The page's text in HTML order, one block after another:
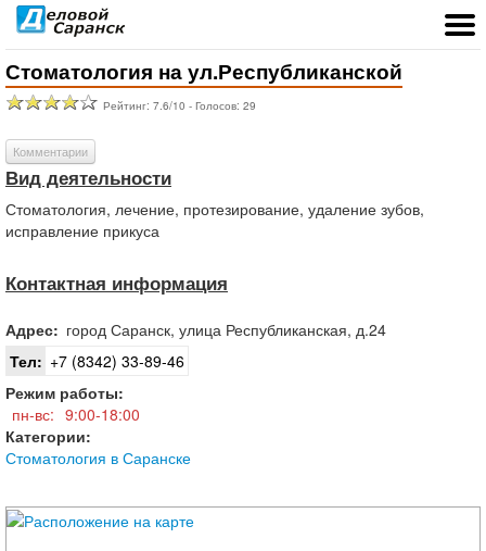
Стоматология на ул.Республиканской
Рейтинг: 7.6/10 - Голосов: 29
Комментарии
Вид деятельности
Стоматология, лечение, протезирование, удаление зубов,
исправление прикуса
Контактная информация
Адрес: город Саранск, улица Республиканская, д.24
Тел: +7 (8342) 33-89-46
Режим работы:
пн-вс: 9:00-18:00
Категории:
Стоматология в Саранске